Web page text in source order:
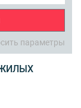
параметры